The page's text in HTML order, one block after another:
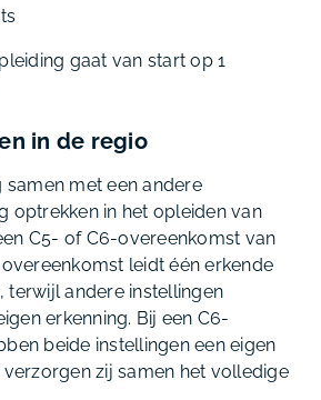
gaat van start op 1
in de regio
samen met een andere
optrekken in het opleiden van
C5- of C6-overeenkomst van
overeenkomst leidt één erkende
terwijl andere instellingen
erkenning. Bij een C6-
beide instellingen een eigen
verzorgen zij samen het volledige